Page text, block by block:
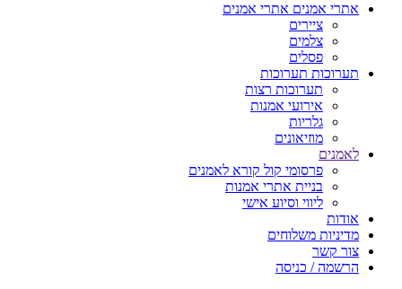
אתרי אמנים אתרי אמנים
ציירים
צלמים
פסלים
תערוכות תערוכות
תערוכות רצות
אירועי אמנות
גלריות
מוזיאונים
לאמנים
פרסומי קול קורא לאמנים
בניית אתרי אמנות
ליווי וסיוע אישי
אודות
מדיניות משלוחים
צור קשר
הרשמה / כניסה